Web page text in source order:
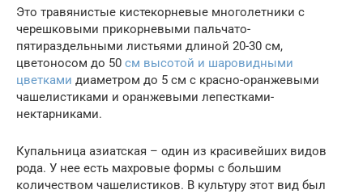
Это травянистые кистекорневые многолетники с
черешковыми прикорневыми пальчато-
пятираздельными листьями длиной 20-30 см,
цветоносом до 50 см высотой и шаровидными
цветками диаметром до 5 см с красно-оранжевыми
чашелистиками и оранжевыми лепестками-
нектарниками.
Купальница азиатская – один из красивейших видов
рода. У нее есть махровые формы с большим
количеством чашелистиков. В культуру этот вид был